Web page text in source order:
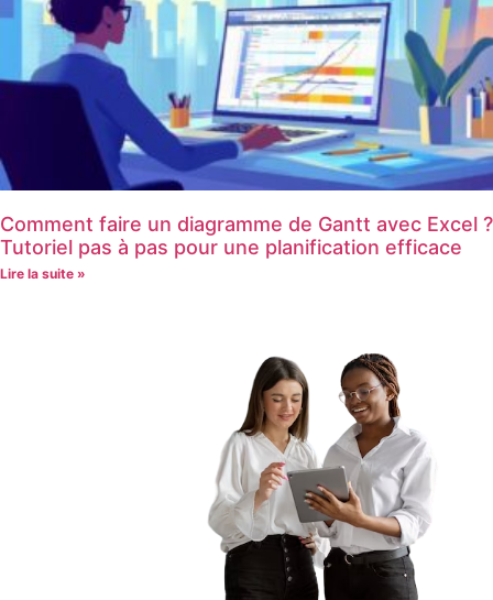
Comment faire un diagramme de Gantt avec Excel ?
Tutoriel pas à pas pour une planification efficace
Lire la suite »